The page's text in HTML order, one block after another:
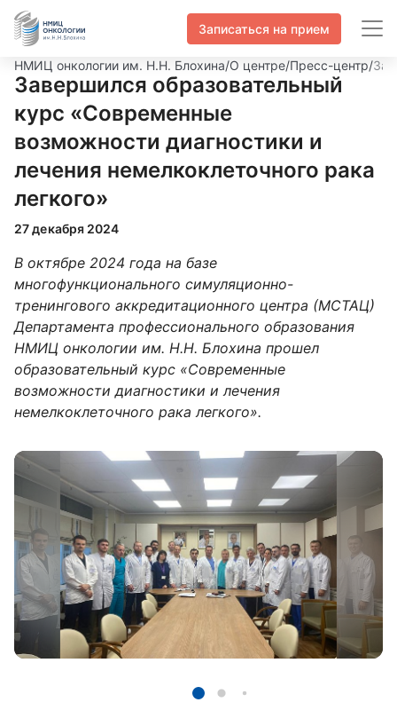
Записаться на прием
НМИЦ онкологии им. Н.Н. Блохина/О центре/Пресс-центр/
Завершился образовательный
курс «Cовременные
возможности диагностики и
лечения немелкоклеточного рака
легкого»
27 декабря 2024
В октябре 2024 года на базе
многофункционального симуляционно-
тренингового аккредитационного центра (МСТАЦ)
Департамента профессионального образования
НМИЦ онкологии им. Н.Н. Блохина прошел
образовательный курс «Cовременные
возможности диагностики и лечения
немелкоклеточного рака легкого».